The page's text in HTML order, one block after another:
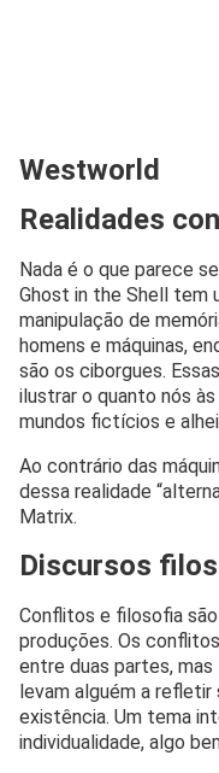
Westworld
Realidades
Nada é o que parece
Ghost in the Shell tem
manipulação de
homens e máquinas,
são os ciborgues.
ilustrar o quanto nós
mundos fictícios e
Ao contrário das
dessa realidade
Matrix.
Discursos
Conflitos e filosofia
produções. Os
entre duas partes,
levam alguém a refletir
existência. Um tema
individualidade, algo